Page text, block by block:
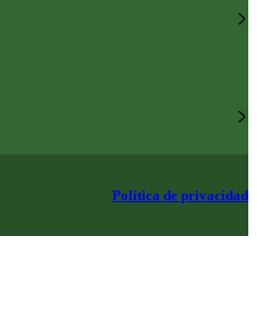
Política de privacidad